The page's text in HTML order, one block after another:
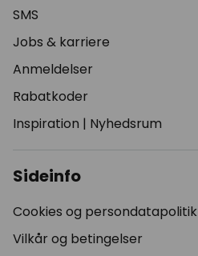
SMS
Jobs & karriere
Anmeldelser
Rabatkoder
Inspiration | Nyhedsrum
Sideinfo
Cookies og persondatapolitik
Vilkår og betingelser